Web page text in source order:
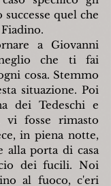
quel che
che ti fai
cosa. Stemmo
situazione. Poi
dei Tedeschi e
vi fosse rimasto
in piena notte,
alla porta di casa
dei fucili. Noi
al fuoco, c'eri